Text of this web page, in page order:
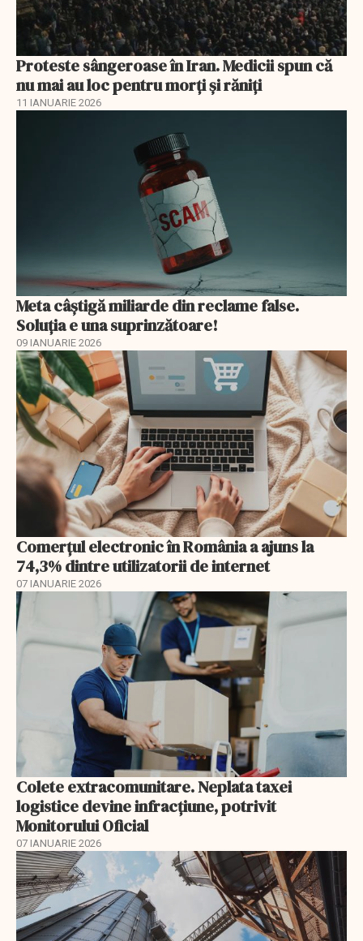
Proteste sângeroase în Iran. Medicii spun că
nu mai au loc pentru morți și răniți
11 IANUARIE 2026
Meta câștigă miliarde din reclame false.
Soluția e una suprinzătoare!
09 IANUARIE 2026
Comerțul electronic în România a ajuns la
74,3% dintre utilizatorii de internet
07 IANUARIE 2026
Colete extracomunitare. Neplata taxei
logistice devine infracțiune, potrivit
Monitorului Oficial
07 IANUARIE 2026